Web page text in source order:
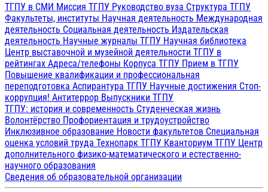
ТГПУ в СМИ Миссия ТГПУ Руководство вуза Структура ТГПУ
Факультеты, институты Научная деятельность Международная
деятельность Социальная деятельность Издательская
деятельность Научные журналы ТГПУ Научная библиотека
Центр выставочной и музейной деятельности ТГПУ в
рейтингах Адреса/телефоны Корпуса ТГПУ Прием в ТГПУ
Повышение квалификации и профессиональная
переподготовка Аспирантура ТГПУ Научные достижения Стоп-
коррупция! Антитеррор Выпускники ТГПУ
ТГПУ: история и современность Студенческая жизнь
Волонтёрство Профориентация и трудоустройство
Инклюзивное образование Новости факультетов Специальная
оценка условий труда Технопарк ТГПУ Кванториум ТГПУ Центр
дополнительного физико-математического и естественно-
научного образования
Сведения об образовательной организации